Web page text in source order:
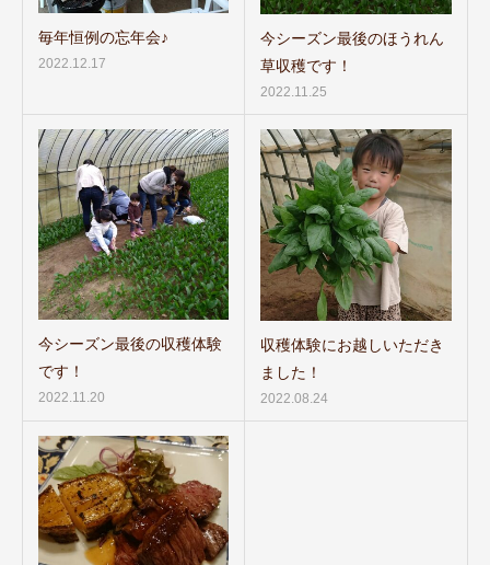
毎年恒例の忘年会♪
2022.12.17
今シーズン最後のほうれん
草収穫です！
2022.11.25
今シーズン最後の収穫体験
です！
2022.11.20
収穫体験にお越しいただき
ました！
2022.08.24